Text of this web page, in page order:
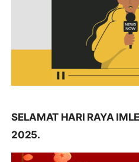
SELAMAT HARI RAYA
2025.